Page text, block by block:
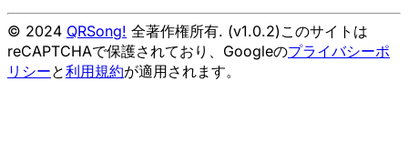
© 2024 QRSong! 全著作権所有. (v1.0.2)このサイトは
reCAPTCHAで保護されており、Googleのプライバシーポ
リシーと利用規約が適用されます。